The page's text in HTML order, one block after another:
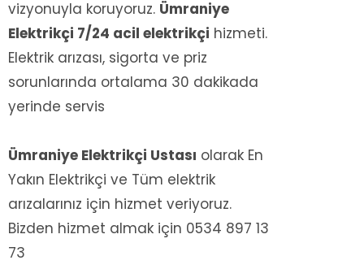
vizyonuyla koruyoruz. Ümraniye
Elektrikçi 7/24 acil elektrikçi hizmeti.
Elektrik arızası, sigorta ve priz
sorunlarında ortalama 30 dakikada
yerinde servis
Ümraniye Elektrikçi Ustası olarak En
Yakın Elektrikçi ve Tüm elektrik
arızalarınız için hizmet veriyoruz.
Bizden hizmet almak için 0534 897 13
73